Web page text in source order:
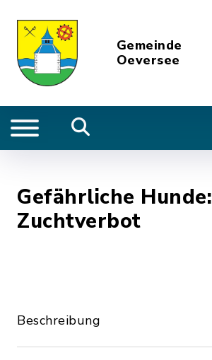
Gemeinde
Oeversee
Gefährliche Hunde:
Zuchtverbot
Beschreibung